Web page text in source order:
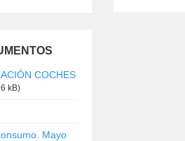
COCHES
kB)
Mayo